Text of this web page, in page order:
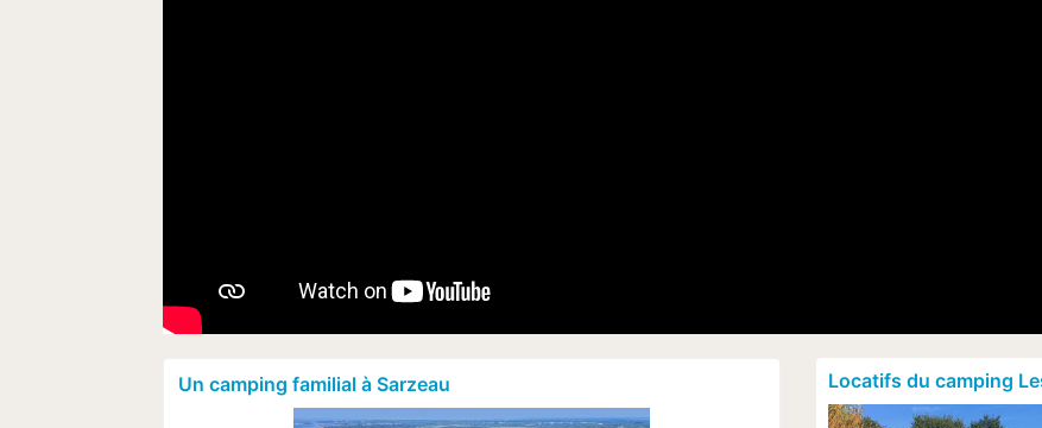
Un camping familial à Sarzeau Locatifs du camping